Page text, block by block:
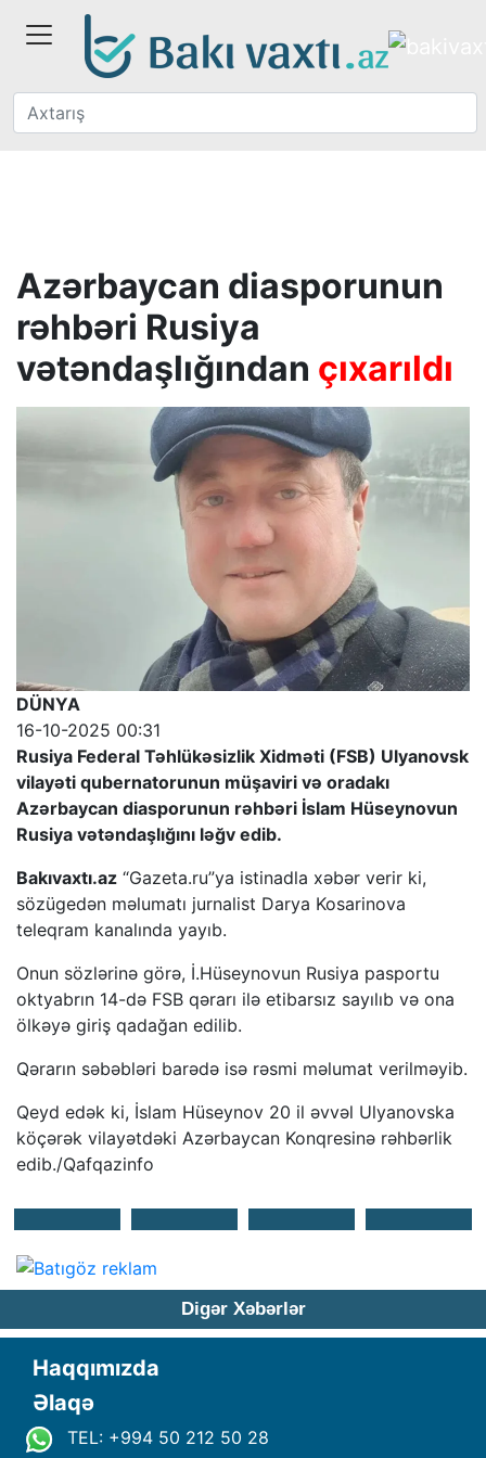
Azərbaycan diasporunun
rəhbəri Rusiya
vətəndaşlığından çıxarıldı
DÜNYA
16-10-2025 00:31
Rusiya Federal Təhlükəsizlik Xidməti (FSB) Ulyanovsk
vilayəti qubernatorunun müşaviri və oradakı
Azərbaycan diasporunun rəhbəri İslam Hüseynovun
Rusiya vətəndaşlığını ləğv edib.
Bakıvaxtı.az “Gazeta.ru”ya istinadla xəbər verir ki,
sözügedən məlumatı jurnalist Darya Kosarinova
teleqram kanalında yayıb.
Onun sözlərinə görə, İ.Hüseynovun Rusiya pasportu
oktyabrın 14-də FSB qərarı ilə etibarsız sayılıb və ona
ölkəyə giriş qadağan edilib.
Qərarın səbəbləri barədə isə rəsmi məlumat verilməyib.
Qeyd edək ki, İslam Hüseynov 20 il əvvəl Ulyanovska
köçərək vilayətdəki Azərbaycan Konqresinə rəhbərlik
edib./Qafqazinfo
Digər Xəbərlər
Haqqımızda
Əlaqə
TEL: +994 50 212 50 28